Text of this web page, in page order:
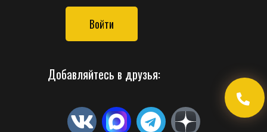
Войти
Добавляйтесь в друзья: